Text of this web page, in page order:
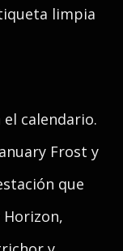
limpia
calendario.
Frost y
que